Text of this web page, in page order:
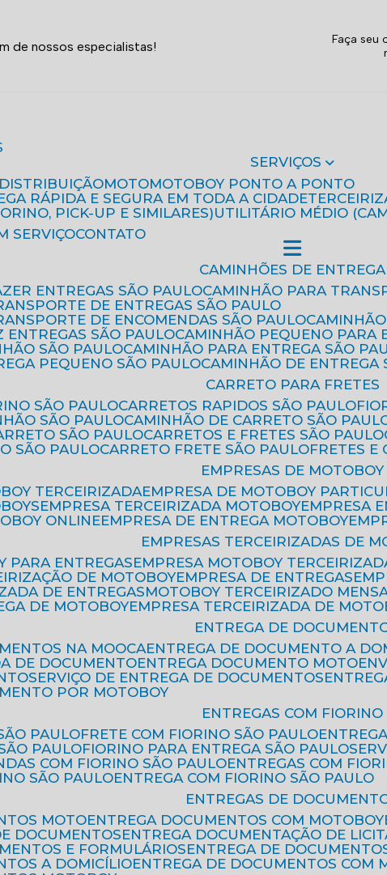
de nossos especialistas!
Faça seu
SERVIÇOS
DISTRIBUIÇÃO MOTO
MOTOBOY PONTO A PONTO
RÁPIDA E SEGURA EM TODA A CIDADE
PICK-UP E SIMILARES)
UTILITÁRIO MÉDIO
SERVIÇO CONTATO
CAMINHÕES DE ENTREGA
ENTREGAS SÃO PAULO
CAMINHÃO PARA
DE ENTREGAS SÃO PAULO
DE ENCOMENDAS SÃO PAULO
ENTREGAS SÃO PAULO
CAMINHÃO PEQUENO PARA
SÃO PAULO
CAMINHÃO PARA ENTREGA SÃO
PEQUENO SÃO PAULO
CAMINHÃO DE ENTREGA
CARRETO PARA FRETES
SÃO PAULO
CARRETOS RAPIDOS SÃO PAULO
SÃO PAULO
CAMINHÃO DE CARRETO SÃO
SÃO PAULO
CARRETOS E FRETES SÃO PAULO
SÃO PAULO
CARRETO FRETE SÃO PAULO
FRETES
EMPRESAS DE MOTOBOY
TERCEIRIZADA
EMPRESA DE MOTOBOY
EMPRESA TERCEIRIZADA MOTOBOY
EMPRESA
ONLINE
EMPRESA DE ENTREGA MOTOBOY
EMPRESAS TERCEIRIZADAS DE
PARA ENTREGAS
EMPRESA MOTOBOY
DE MOTOBOY
EMPRESA DE ENTREGAS
DE ENTREGAS
MOTOBOY TERCEIRIZADO
DE MOTOBOY
EMPRESA TERCEIRIZADA DE
ENTREGA DE
NA MOOCA
ENTREGA DE DOCUMENTO A
DE DOCUMENTO
ENTREGA DOCUMENTO MOTO
SERVIÇO DE ENTREGA DE DOCUMENTOS
POR MOTOBOY
ENTREGAS COM FIORINO
PAULO
FRETE COM FIORINO SÃO PAULO
PAULO
FIORINO PARA ENTREGA SÃO PAULO
COM FIORINO SÃO PAULO
ENTREGAS COM
SÃO PAULO
ENTREGA COM FIORINO SÃO PAULO
ENTREGAS DE
MOTO
ENTREGA DOCUMENTOS COM MOTOBOY
DOCUMENTOS
ENTREGA DOCUMENTAÇÃO DE
E FORMULÁRIOS
ENTREGA DE
A DOMICÍLIO
ENTREGA DE DOCUMENTOS COM